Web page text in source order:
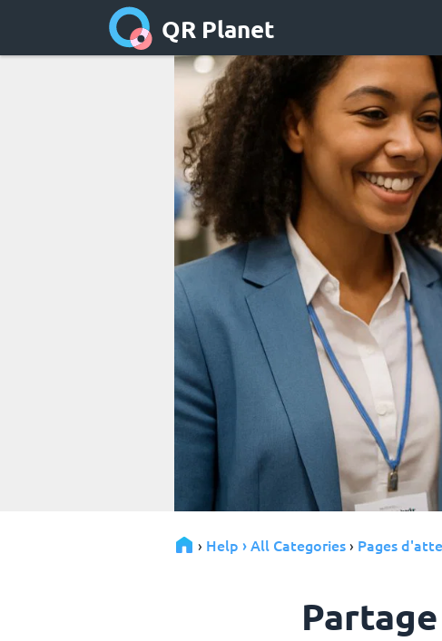
QR Planet
› Help › All Categories › Pages